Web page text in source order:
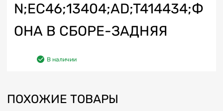
N;EC46;13404;AD;T414434;Ф
ОНА В СБОРЕ-ЗАДНЯЯ
В наличии
ПОХОЖИЕ ТОВАРЫ